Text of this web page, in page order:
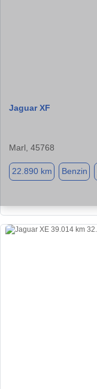
Jaguar XF
Marl, 45768
22.890 km Benzin